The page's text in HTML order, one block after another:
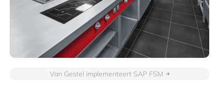
Van Gestel implementeert SAP FSM